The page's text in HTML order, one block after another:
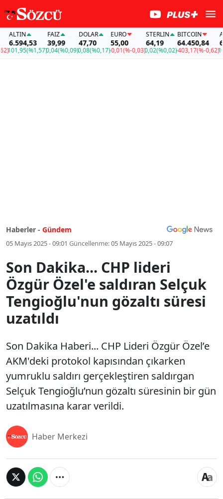
ALTIN
6.594,53
101,95(%1,57)
FAİZ
39,99
0,04(%0,09)
DOLAR
47,70
0,08(%0,17)
EURO
55,00
-0,01(%-0,03)
STERLIN
64,19
0,02(%0,02)
BITCOIN
64.450,84
-403,17(%-0,62)
Haberler - Gündem
05 Mayıs 2025 - 09:01 Güncellenme:05 Mayıs 2025 - 09:07
Son Dakika... CHP lideri
Özgür Özel'e saldıran Selçuk
Tengioğlu'nun gözaltı süresi
uzatıldı
Son Dakika Haberi... CHP Lideri Özgür Özel’e
AKM'deki protokol kapısından çıkarken
yumruklu saldırı gerçekleştiren saldırgan
Selçuk Tengioğlu’nun gözaltı süresinin bir gün
uzatılmasına karar verildi.
Haber Merkezi